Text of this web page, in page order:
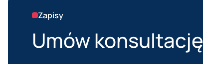
Zapisy
Umów konsultację